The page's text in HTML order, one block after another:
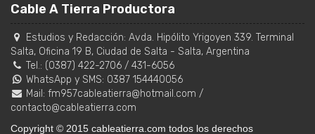
Cable A Tierra Productora
Estudios y Redacción: Avda. Hipólito Yrigoyen 339. Terminal
Salta, Oficina 19 B, Ciudad de Salta - Salta, Argentina
Tel.: (0387) 422-2706 / 431-6056
WhatsApp y SMS: 0387 154440056
Mail: fm957cableatierra@hotmail.com /
contacto@cableatierra.com
Copyright © 2015 cableatierra.com todos los derechos